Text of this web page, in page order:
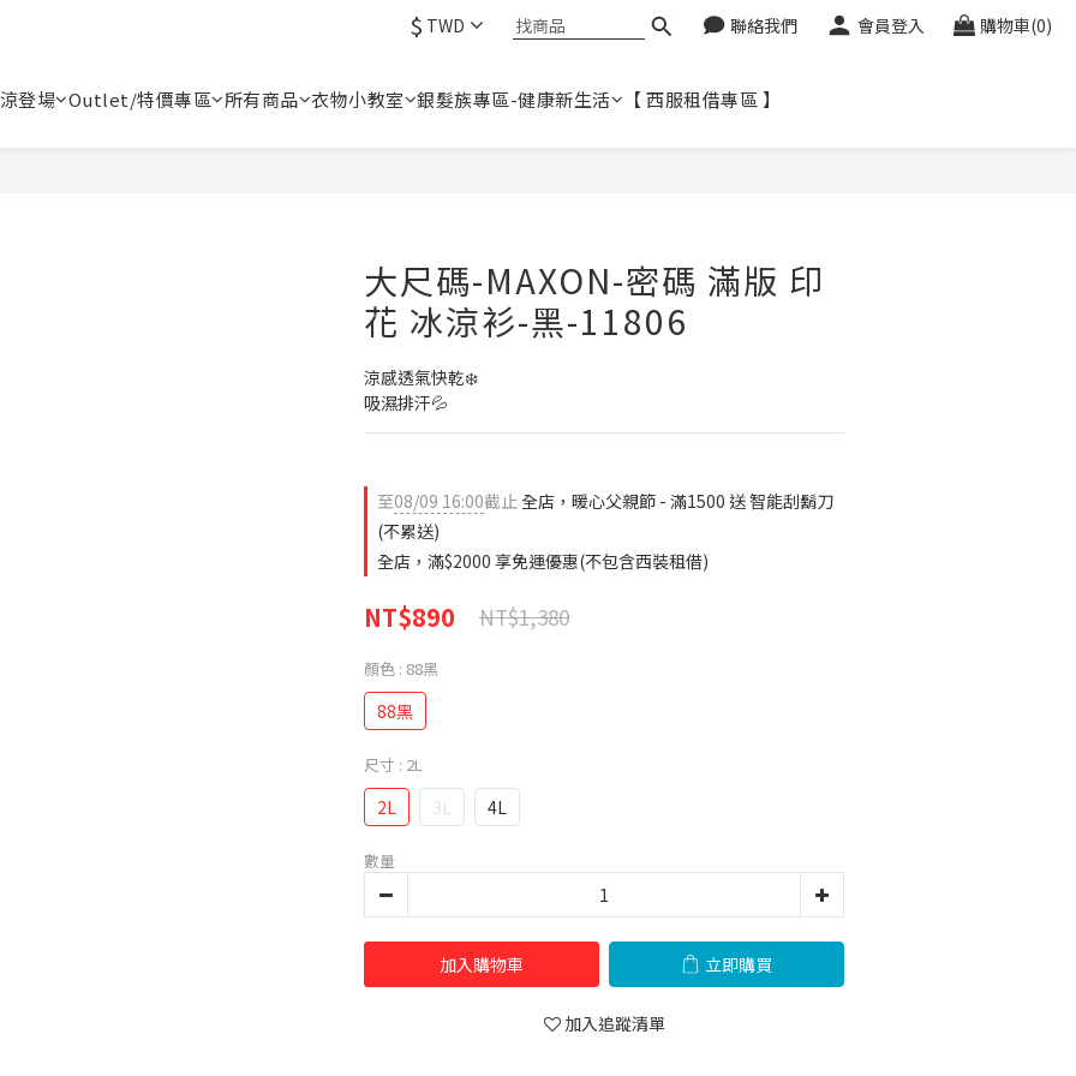
$ TWD 聯絡我們 會員登入 購物車(0)
登場 Outlet/特價專區 所有商品 衣物小教室 銀髮族專區-健康新生活 【 西服租借專區 】
大尺碼-MAXON-密碼 滿版 印
花 冰涼衫-黑-11806
涼感透氣快乾❄️
吸濕排汗💦
至08/09 16:00截止全店，暖心父親節 - 滿1500 送 智能刮鬍刀
(不累送)
全店，滿$2000 享免運優惠(不包含西裝租借)
NT$890 NT$1,380
顏色 : 88黑
88黑
尺寸 : 2L
2L 3L 4L
數量
加入購物車 立即購買
加入追蹤清單